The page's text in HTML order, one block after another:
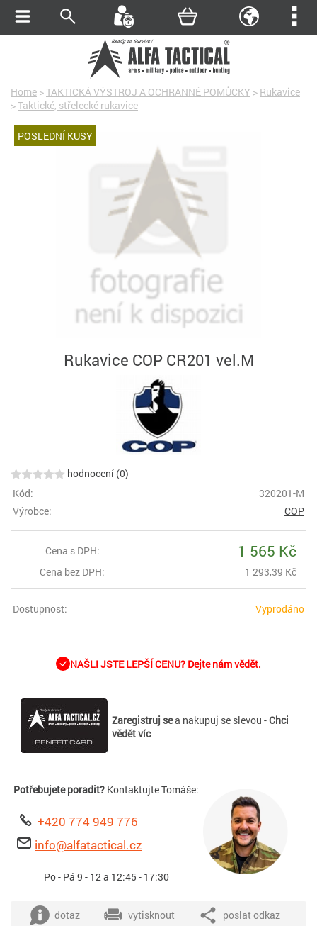
Home >TAKTICKÁ VÝSTROJ A OCHRANNÉ POMŮCKY > Rukavice
>Taktické, střelecké rukavice
POSLEDNÍ KUSY
Rukavice COP CR201 vel.M
hodnocení (0)
Kód:
320201-M
Výrobce:
COP
Cena s DPH: 1 565 Kč
Cena bez DPH: 1 293,39 Kč
Dostupnost: Vyprodáno
NAŠLI JSTE LEPŠÍ CENU? Dejte nám vědět.
Zaregistruj sea nakupuj se slevou -Chci
vědět víc
Potřebujete poradit? Kontaktujte Tomáše:
+420 774 949 776
info@alfatactical.cz
Po - Pá 9 - 12 a 12:45 - 17:30
dotaz vytisknout poslat odkaz